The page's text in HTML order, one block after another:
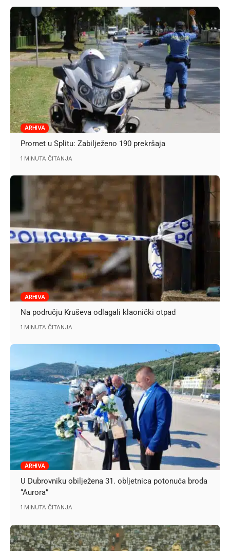
ARHIVA
Promet u Splitu: Zabilježeno 190 prekršaja
1 MINUTA ČITANJA
ARHIVA
Na području Kruševa odlagali klaonički otpad
1 MINUTA ČITANJA
ARHIVA
U Dubrovniku obilježena 31. obljetnica potonuća broda
“Aurora”
1 MINUTA ČITANJA